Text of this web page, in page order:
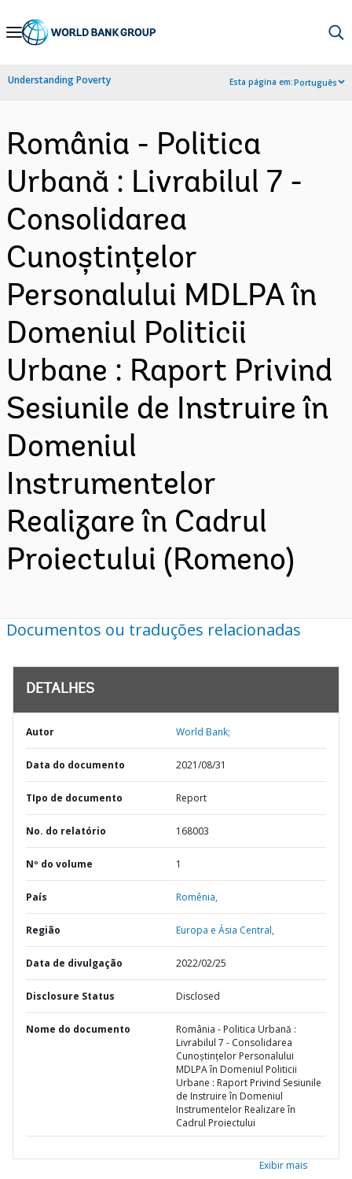
Skip
Navigation
Understanding Poverty Esta página em:Português
România - Politica
Urbană : Livrabilul 7 -
Consolidarea
Cunoștințelor
Personalului MDLPA în
Domeniul Politicii
Urbane : Raport Privind
Sesiunile de Instruire în
Domeniul
Instrumentelor
Realizare în Cadrul
Proiectului (Romeno)
Documentos ou traduções relacionadas
DETALHES
Autor World Bank;
Data do documento 2021/08/31
TIpo de documento Report
No. do relatório 168003
Nº do volume 1
País Romênia,
Região Europa e Ásia Central,
Data de divulgação 2022/02/25
Disclosure Status Disclosed
Nome do documento
România - Politica Urbană :
Livrabilul 7 - Consolidarea
Cunoștințelor Personalului
MDLPA în Domeniul Politicii
Urbane : Raport Privind Sesiunile
de Instruire în Domeniul
Instrumentelor Realizare în
Cadrul Proiectului
Exibir mais